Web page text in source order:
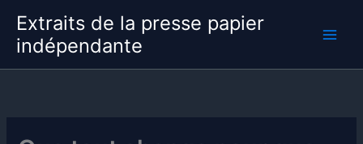
contenu
Extraits de la presse papier
indépendante